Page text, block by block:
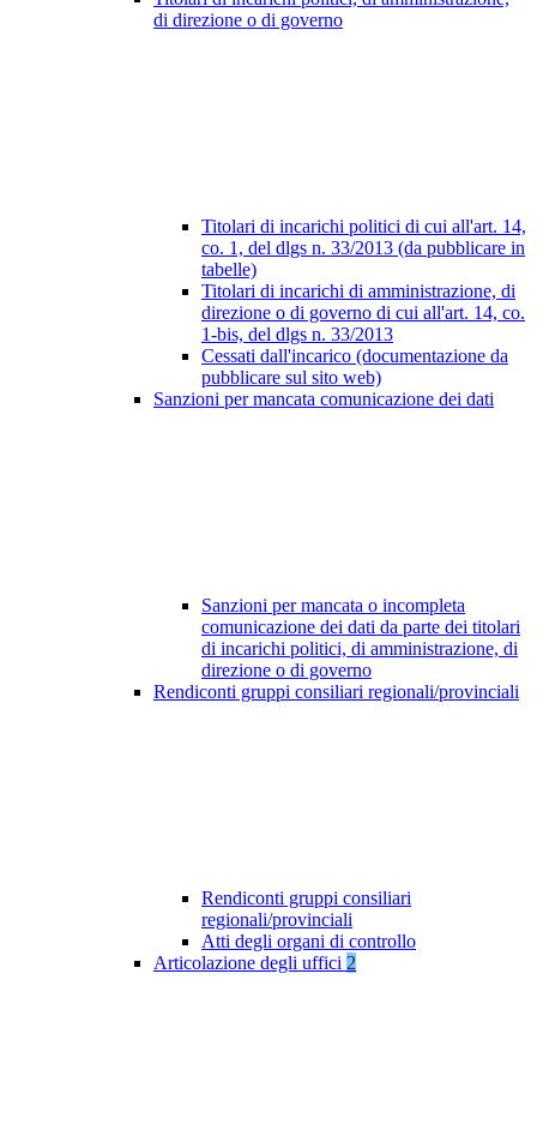
di direzione o di governo
Titolari di incarichi politici di cui all'art. 14,
co. 1, del dlgs n. 33/2013 (da pubblicare in
tabelle)
Titolari di incarichi di amministrazione, di
direzione o di governo di cui all'art. 14, co.
1-bis, del dlgs n. 33/2013
Cessati dall'incarico (documentazione da
pubblicare sul sito web)
Sanzioni per mancata comunicazione dei dati
Sanzioni per mancata o incompleta
comunicazione dei dati da parte dei titolari
di incarichi politici, di amministrazione, di
direzione o di governo
Rendiconti gruppi consiliari regionali/provinciali
Rendiconti gruppi consiliari
regionali/provinciali
Atti degli organi di controllo
Articolazione degli uffici 2